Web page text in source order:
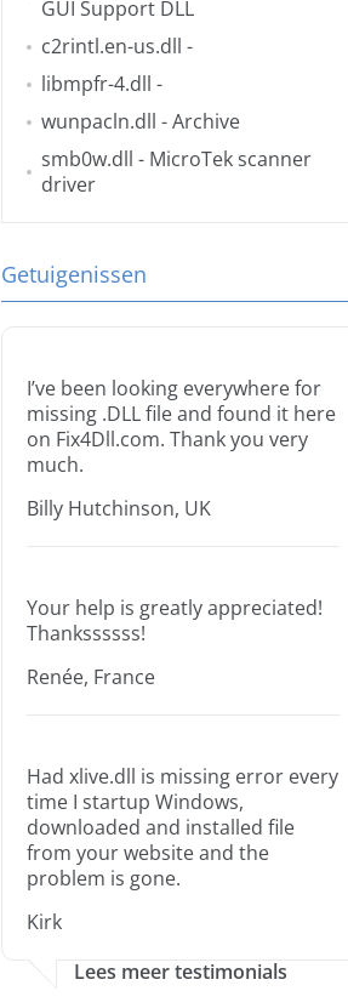
GUI Support DLL
c2rintl.en-us.dll -
libmpfr-4.dll -
wunpacln.dll - Archive
smb0w.dll - MicroTek scanner
driver
Getuigenissen
I’ve been looking everywhere for
missing .DLL file and found it here
on Fix4Dll.com. Thank you very
much.
Billy Hutchinson, UK
Your help is greatly appreciated!
Thankssssss!
Renée, France
Had xlive.dll is missing error every
time I startup Windows,
downloaded and installed file
from your website and the
problem is gone.
Kirk
Lees meer testimonials